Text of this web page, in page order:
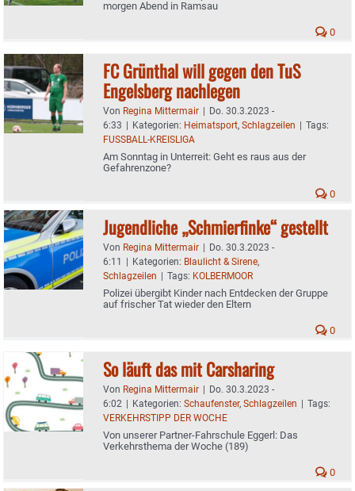
morgen Abend in Ramsau
0
FC Grünthal will gegen den TuS
Engelsberg nachlegen
Von Regina Mittermair | Do. 30.3.2023 -
6:33 | Kategorien: Heimatsport, Schlagzeilen | Tags:
FUSSBALL-KREISLIGA
Am Sonntag in Unterreit: Geht es raus aus der
Gefahrenzone?
0
Jugendliche „Schmierfinke“ gestellt
Von Regina Mittermair | Do. 30.3.2023 -
6:11 | Kategorien: Blaulicht & Sirene,
Schlagzeilen | Tags: KOLBERMOOR
Polizei übergibt Kinder nach Entdecken der Gruppe
auf frischer Tat wieder den Eltern
0
So läuft das mit Carsharing
Von Regina Mittermair | Do. 30.3.2023 -
6:02 | Kategorien: Schaufenster, Schlagzeilen | Tags:
VERKEHRSTIPP DER WOCHE
Von unserer Partner-Fahrschule Eggerl: Das
Verkehrsthema der Woche (189)
0